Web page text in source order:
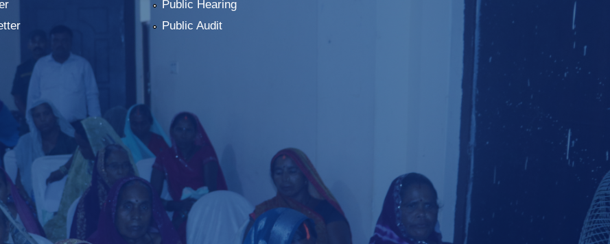
Public Hearing
Public Audit